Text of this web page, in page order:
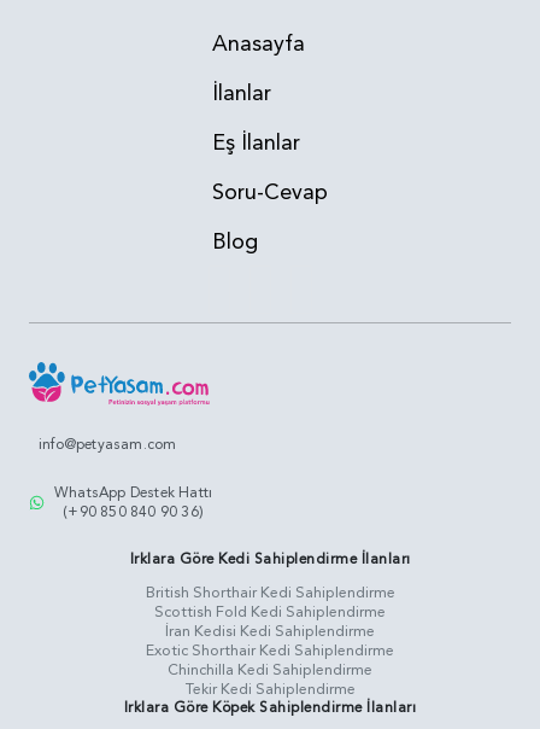
Anasayfa
İlanlar
Eş İlanlar
Soru-Cevap
Blog
info@petyasam.com
WhatsApp Destek Hattı
(+90 850 840 90 36)
Irklara Göre Kedi Sahiplendirme İlanları
British Shorthair Kedi Sahiplendirme
Scottish Fold Kedi Sahiplendirme
İran Kedisi Kedi Sahiplendirme
Exotic Shorthair Kedi Sahiplendirme
Chinchilla Kedi Sahiplendirme
Tekir Kedi Sahiplendirme
Irklara Göre Köpek Sahiplendirme İlanları